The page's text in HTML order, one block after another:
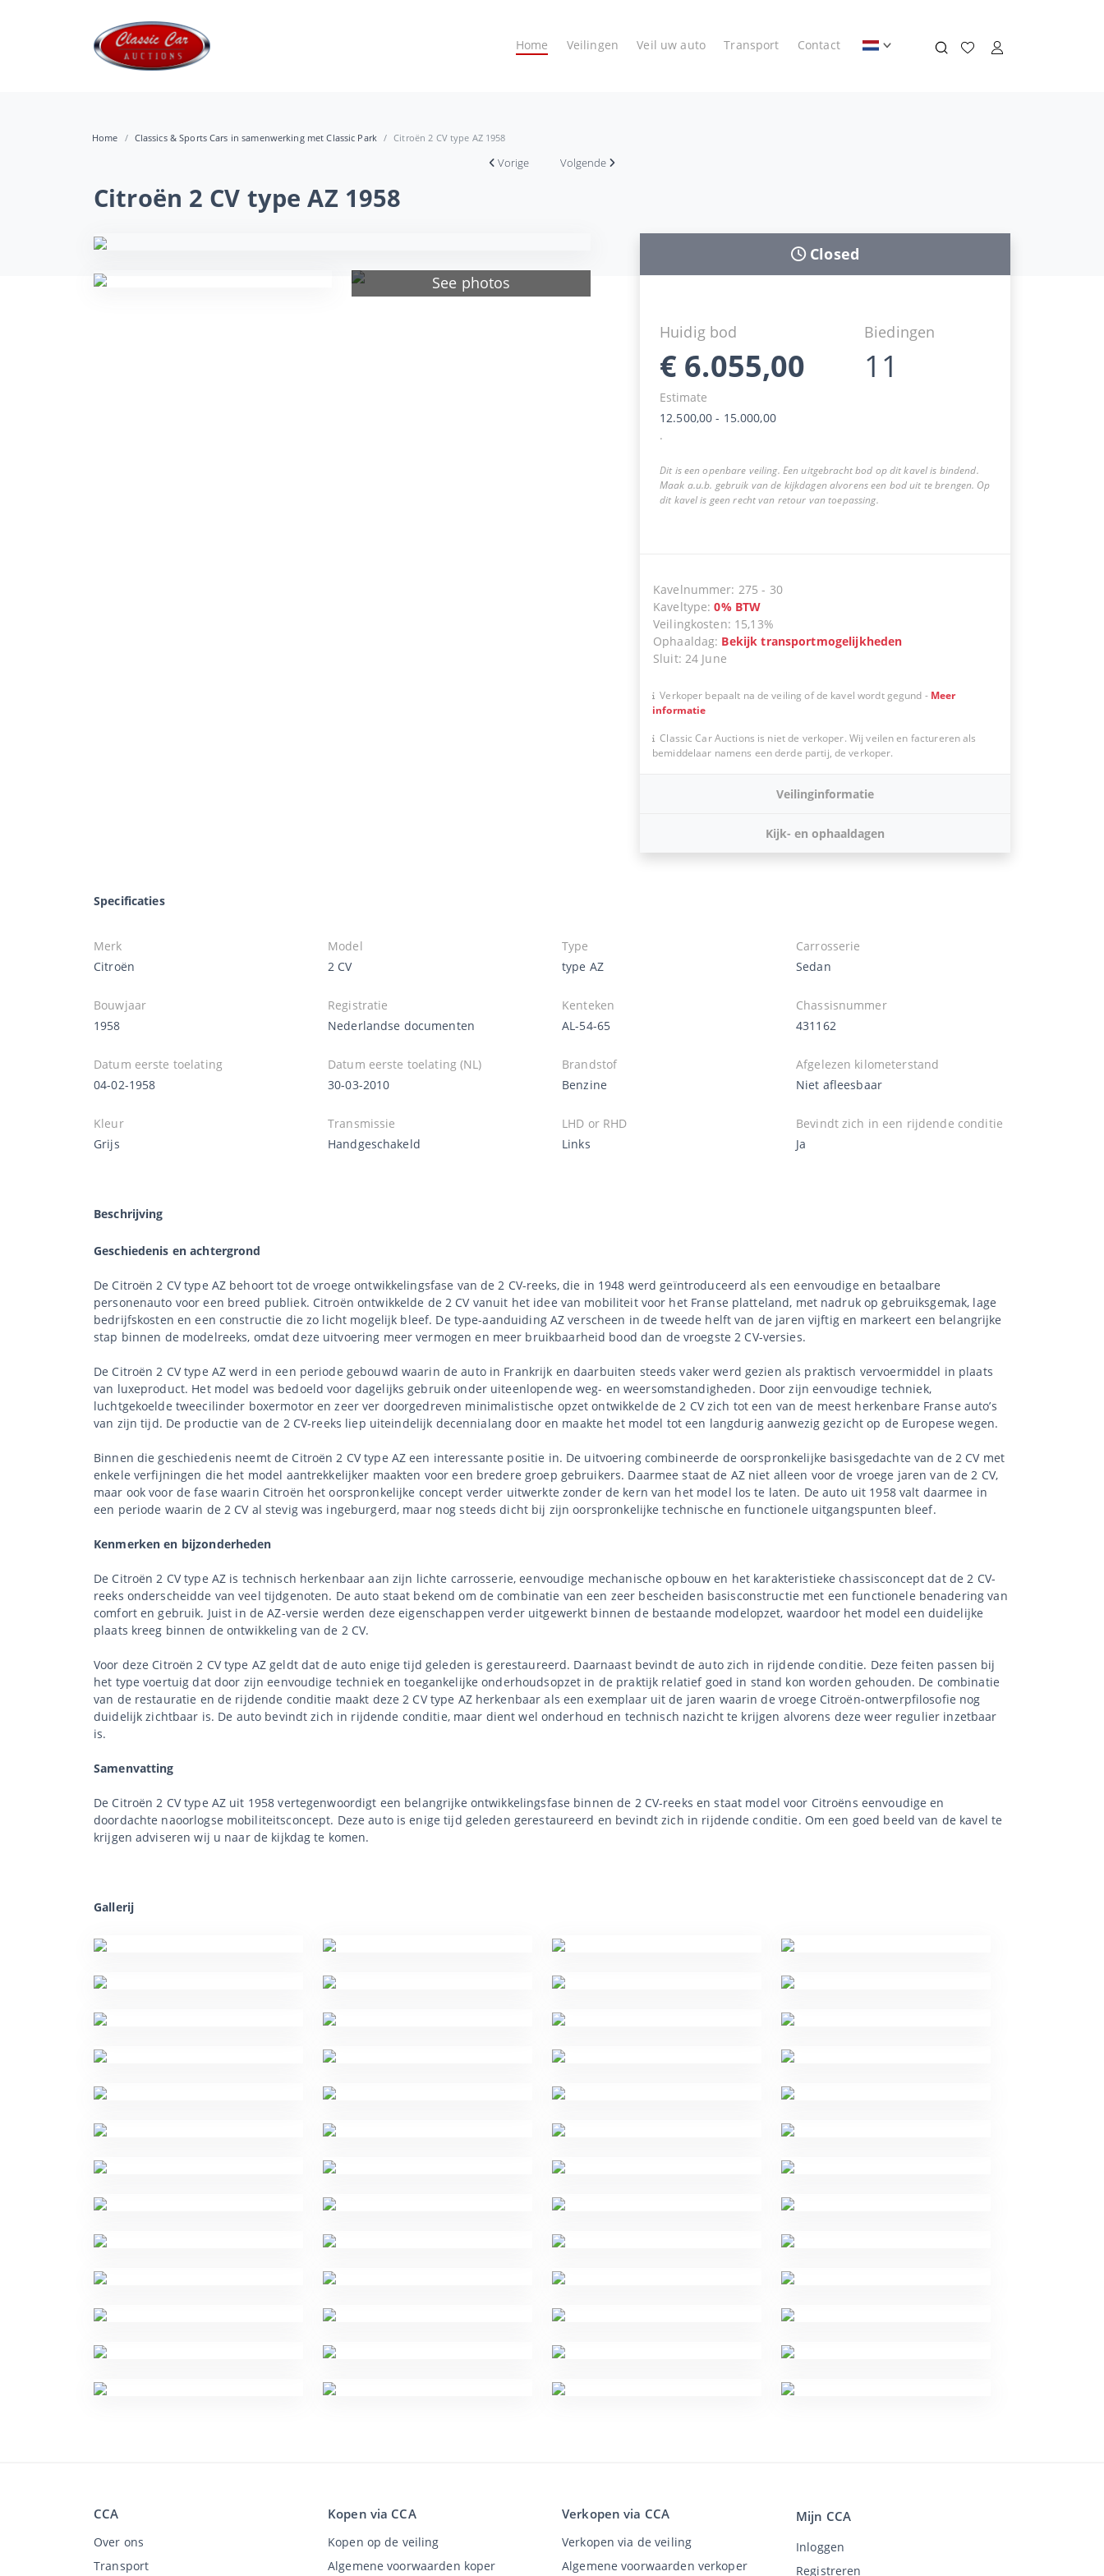
Home Veilingen Veil uw auto Transport Contact
Home Classics & Sports Cars in samenwerking met Classic Park Citroën 2 CV type AZ 1958
Vorige Volgende
Citroën 2 CV type AZ 1958
See photos
Closed
Huidig bod
€ 6.055,00
Biedingen
11
Estimate
12.500,00 - 15.000,00
.
Dit is een openbare veiling. Een uitgebracht bod op dit kavel is bindend.
Maak a.u.b. gebruik van de kijkdagen alvorens een bod uit te brengen. Op
dit kavel is geen recht van retour van toepassing.
Kavelnummer: 275 - 30
Kaveltype:0% BTW
Veilingkosten: 15,13%
Ophaaldag: Bekijk transportmogelijkheden
Sluit: 24 June
Verkoper bepaalt na de veiling of de kavel wordt gegund - Meer
informatie
Classic Car Auctions is niet de verkoper. Wij veilen en factureren als
bemiddelaar namens een derde partij, de verkoper.
Veilinginformatie
Kijk- en ophaaldagen
Specificaties
Merk
Citroën
Model
2 CV
Type
type AZ
Carrosserie
Sedan
Bouwjaar
1958
Registratie
Nederlandse documenten
Kenteken
AL-54-65
Chassisnummer
431162
Datum eerste toelating
04-02-1958
Datum eerste toelating (NL)
30-03-2010
Brandstof
Benzine
Afgelezen kilometerstand
Niet afleesbaar
Kleur
Grijs
Transmissie
Handgeschakeld
LHD or RHD
Links
Bevindt zich in een rijdende conditie
Ja
Beschrijving
Geschiedenis en achtergrond
De Citroën 2 CV type AZ behoort tot de vroege ontwikkelingsfase van de 2 CV-reeks, die in 1948 werd geïntroduceerd als een eenvoudige en betaalbare
personenauto voor een breed publiek. Citroën ontwikkelde de 2 CV vanuit het idee van mobiliteit voor het Franse platteland, met nadruk op gebruiksgemak, lage
bedrijfskosten en een constructie die zo licht mogelijk bleef. De type-aanduiding AZ verscheen in de tweede helft van de jaren vijftig en markeert een belangrijke
stap binnen de modelreeks, omdat deze uitvoering meer vermogen en meer bruikbaarheid bood dan de vroegste 2 CV-versies.
De Citroën 2 CV type AZ werd in een periode gebouwd waarin de auto in Frankrijk en daarbuiten steeds vaker werd gezien als praktisch vervoermiddel in plaats
van luxeproduct. Het model was bedoeld voor dagelijks gebruik onder uiteenlopende weg- en weersomstandigheden. Door zijn eenvoudige techniek,
luchtgekoelde tweecilinder boxermotor en zeer ver doorgedreven minimalistische opzet ontwikkelde de 2 CV zich tot een van de meest herkenbare Franse auto’s
van zijn tijd. De productie van de 2 CV-reeks liep uiteindelijk decennialang door en maakte het model tot een langdurig aanwezig gezicht op de Europese wegen.
Binnen die geschiedenis neemt de Citroën 2 CV type AZ een interessante positie in. De uitvoering combineerde de oorspronkelijke basisgedachte van de 2 CV met
enkele verfijningen die het model aantrekkelijker maakten voor een bredere groep gebruikers. Daarmee staat de AZ niet alleen voor de vroege jaren van de 2 CV,
maar ook voor de fase waarin Citroën het oorspronkelijke concept verder uitwerkte zonder de kern van het model los te laten. De auto uit 1958 valt daarmee in
een periode waarin de 2 CV al stevig was ingeburgerd, maar nog steeds dicht bij zijn oorspronkelijke technische en functionele uitgangspunten bleef.
Kenmerken en bijzonderheden
De Citroën 2 CV type AZ is technisch herkenbaar aan zijn lichte carrosserie, eenvoudige mechanische opbouw en het karakteristieke chassisconcept dat de 2 CV-
reeks onderscheidde van veel tijdgenoten. De auto staat bekend om de combinatie van een zeer bescheiden basisconstructie met een functionele benadering van
comfort en gebruik. Juist in de AZ-versie werden deze eigenschappen verder uitgewerkt binnen de bestaande modelopzet, waardoor het model een duidelijke
plaats kreeg binnen de ontwikkeling van de 2 CV.
Voor deze Citroën 2 CV type AZ geldt dat de auto enige tijd geleden is gerestaureerd. Daarnaast bevindt de auto zich in rijdende conditie. Deze feiten passen bij
het type voertuig dat door zijn eenvoudige techniek en toegankelijke onderhoudsopzet in de praktijk relatief goed in stand kon worden gehouden. De combinatie
van de restauratie en de rijdende conditie maakt deze 2 CV type AZ herkenbaar als een exemplaar uit de jaren waarin de vroege Citroën-ontwerpfilosofie nog
duidelijk zichtbaar is. De auto bevindt zich in rijdende conditie, maar dient wel onderhoud en technisch nazicht te krijgen alvorens deze weer regulier inzetbaar
is.
Samenvatting
De Citroën 2 CV type AZ uit 1958 vertegenwoordigt een belangrijke ontwikkelingsfase binnen de 2 CV-reeks en staat model voor Citroëns eenvoudige en
doordachte naoorlogse mobiliteitsconcept. Deze auto is enige tijd geleden gerestaureerd en bevindt zich in rijdende conditie. Om een goed beeld van de kavel te
krijgen adviseren wij u naar de kijkdag te komen.
Gallerij
CCA
Over ons
Transport
Kopen via CCA
Kopen op de veiling
Algemene voorwaarden koper
Verkopen via CCA
Verkopen via de veiling
Algemene voorwaarden verkoper
Mijn CCA
Inloggen
Registreren